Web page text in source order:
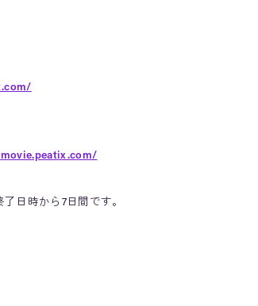
日時から7日間です。